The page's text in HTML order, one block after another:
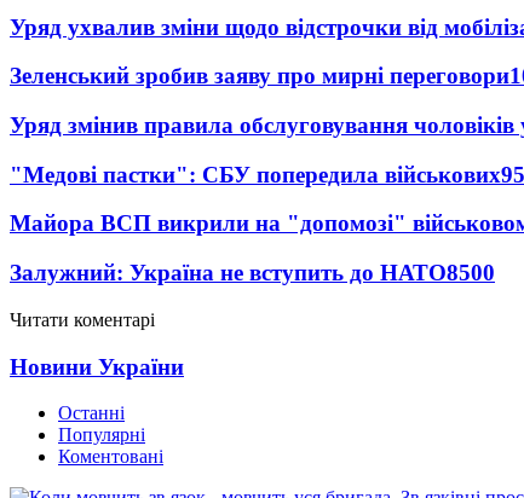
Уряд ухвалив зміни щодо відстрочки від
Зеленський зробив заяву про мирні переговори
Уряд змінив правила обслуговування
"Медові пастки": СБУ попередила військових
Майора ВСП викрили на "допомозі"
Залужний: Україна не вступить до НАТО8500
Читати коментарі
Новини України
Останні
Популярні
Коментовані